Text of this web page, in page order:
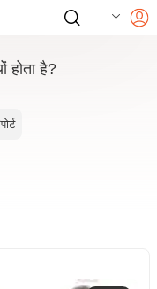
---
होता है?